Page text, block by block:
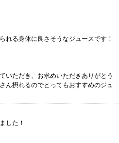
れる身体に良さそうなジュースです！
いただき、お求めいただきありがとう
ん摂れるのでとってもおすすめのジュ
した！